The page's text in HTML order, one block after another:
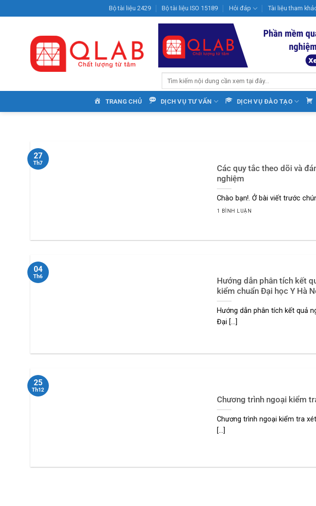
qua
Bộ tài liệu 2429 Bộ tài liệu ISO 15189 Hỏi đáp Tài liệu tham
TRANG CHỦ DỊCH VỤ TƯ VẤN DỊCH VỤ ĐÀO TẠO
Các quy tắc theo dõi và
nghiệm
Chào bạn!. Ở bài viết trước
1 BÌNH LUẬN
27
Th7
Hướng dẫn phân tích kết
kiểm chuẩn Đại học Y Hà
Hướng dẫn phân tích kết quả
Đại [...]
04
Th6
Chương trình ngoại kiểm
Chương trình ngoại kiểm tra
[...]
25
Th12